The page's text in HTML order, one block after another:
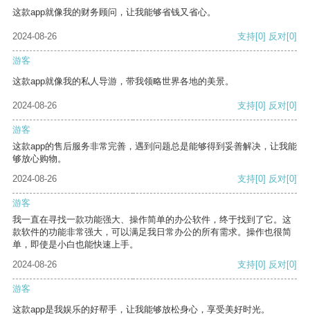
这款app就像我的财务顾问，让我能够省钱又省心。
2024-08-26 支持[0] 反对[0]
游客
这款app就像我的私人导游，带我领略世界各地的美景。
2024-08-26 支持[0] 反对[0]
游客
这款app的售后服务非常完善，遇到问题总是能够得到妥善解决，让我能
够放心购物。
2024-08-26
支持[0] 反对[0]
游客
我一直在寻找一款功能强大、操作简单的办公软件，终于找到了它。这
款软件的功能非常强大，可以满足我日常办公的所有需求。操作也很简
单，即使是小白也能快速上手。
2024-08-26
支持[0] 反对[0]
游客
这款app是我娱乐的好帮手，让我能够放松身心，享受美好时光。